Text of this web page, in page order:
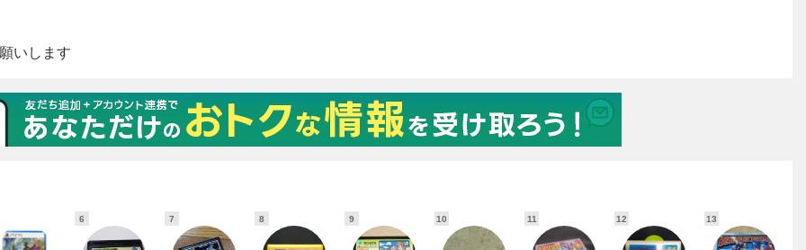
6 7 8 9 10 11 12 13